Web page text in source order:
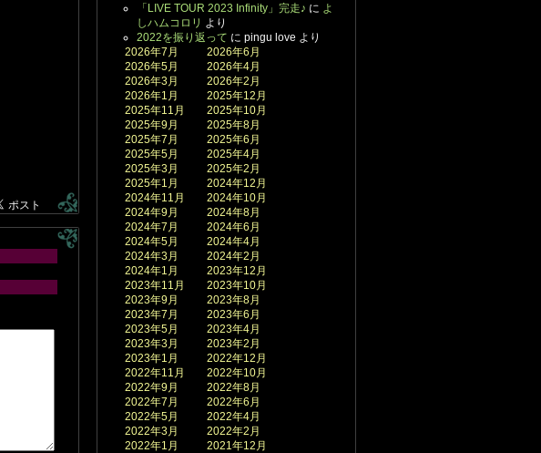
「LIVE TOUR 2023 Infinity」完走♪ に よ
しハムコロリ より
2022を振り返って に pingu love より
2026年7月
2026年6月
2026年5月
2026年4月
2026年3月
2026年2月
2026年1月
2025年12月
2025年11月
2025年10月
2025年9月
2025年8月
2025年7月
2025年6月
2025年5月
2025年4月
2025年3月
2025年2月
2025年1月
2024年12月
2024年11月
2024年10月
2024年9月
2024年8月
2024年7月
2024年6月
2024年5月
2024年4月
2024年3月
2024年2月
2024年1月
2023年12月
2023年11月
2023年10月
2023年9月
2023年8月
2023年7月
2023年6月
2023年5月
2023年4月
2023年3月
2023年2月
2023年1月
2022年12月
2022年11月
2022年10月
2022年9月
2022年8月
2022年7月
2022年6月
2022年5月
2022年4月
2022年3月
2022年2月
2022年1月
2021年12月